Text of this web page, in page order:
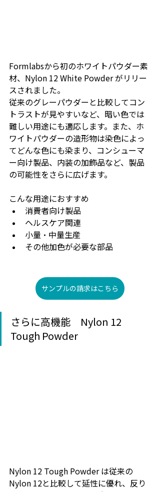
Formlabsから初のホワイトパウダー素
材、Nylon 12 White Powder がリリー
スされました。
従来のグレーパウダーと比較してコン
トラストが見やすいなど、暗い色では
難しい用途にも適応します。また、ホ
ワイトパウダーの造形物は染色によっ
てどんな色にも染まり、コンシューマ
ー向け製品、内装の加飾品など、製品
の可能性をさらに広げます。
こんな用途におすすめ
消費者向け製品
ヘルスケア関連
小量・中量生産
その他加色が必要な部品
サンプルの請求はこちら
さらに高機能　Nylon 12
Tough Powder
Nylon 12 Tough Powder は従来の
Nylon 12と比較して延性に優れ、反り